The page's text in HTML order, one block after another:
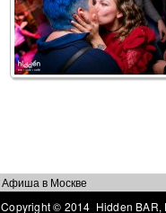
Афиша в Москве
Copyright © 2014 Hidden BAR,